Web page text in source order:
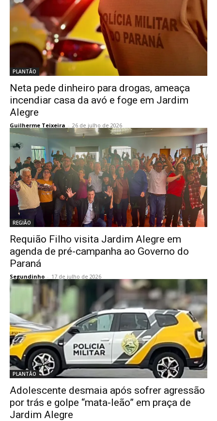
PLANTÃO
Neta pede dinheiro para drogas, ameaça
incendiar casa da avó e foge em Jardim
Alegre
Guilherme Teixeira - 26 de julho de 2026
REGIÃO
Requião Filho visita Jardim Alegre em
agenda de pré-campanha ao Governo do
Paraná
Segundinho - 17 de julho de 2026
PLANTÃO
Adolescente desmaia após sofrer agressão
por trás e golpe “mata-leão” em praça de
Jardim Alegre